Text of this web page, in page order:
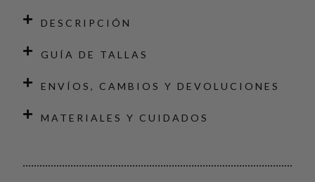
DESCRIPCIÓN
GUÍA DE TALLAS
ENVÍOS, CAMBIOS Y DEVOLUCIONES
MATERIALES Y CUIDADOS